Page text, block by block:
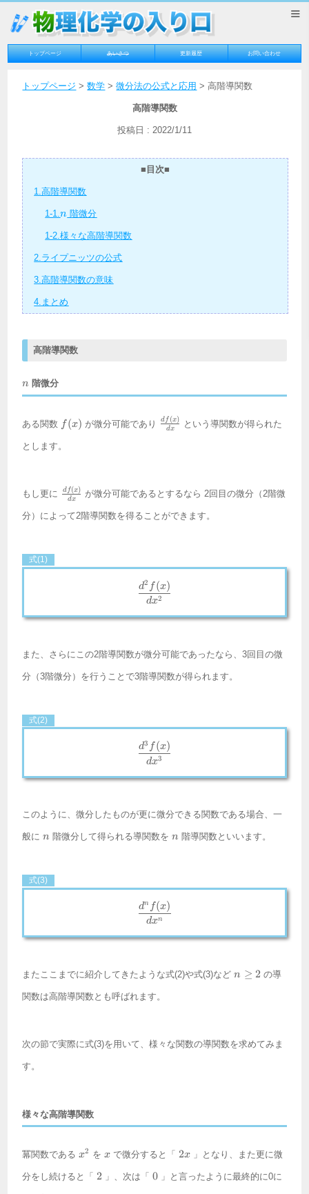
トップページ あいさつ 更新履歴 お問い合わせ
≡
トップページ >数学 >微分法の公式と応用 > 高階導関数
高階導関数
投稿日 : 2022/1/11
■目次■
1.高階導関数
1-1.n
n 階微分
1-2.様々な高階導関数
2.ライプニッツの公式
3.高階導関数の意味
4.まとめ
高階導関数
n
n 階微分
ある関数 f(x)
f(x) が微分可能であり \frac{df(x)}
{dx}
dx
df (x) という導関数が得られた
とします。
もし更に \frac{df(x)}
{dx}
dx
df(x) が微分可能であるとするなら 2回目の微分（2階微
分）によって2階導関数を得ることができます。
式(1)
\frac{d^2f(x)}{dx^2}
dx2
d2 f (x)
また、さらにこの2階導関数が微分可能であったなら、3回目の微
分（3階微分）を行うことで3階導関数が得られます。
式(2)
\frac{d^3f(x)}{dx^3}
dx3
d3 f (x)
このように、微分したものが更に微分できる関数である場合、一
般にn
n 階微分して得られる導関数をn
n 階導関数といいます。
式(3)
\frac{d^n f(x)}{dx^n}
dxn
dn f(x)
またここまでに紹介してきたような式(2)や式(3)など
\geq
n ≥ 2 の導
関数は高階導関数とも呼ばれます。
次の節で実際に式(3)を用いて、様々な関数の導関数を求めてみま
す。
様々な高階導関数
冪関数であるx^2
x2 をx
x で微分すると「 2x
2x 」となり、また更に微
分をし続けると「 2
2 」、次は「0
0 」と言ったように最終的に0に